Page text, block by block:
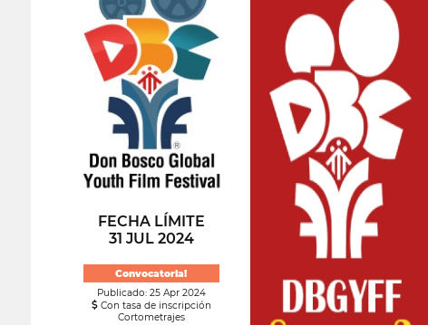
FECHA LÍMITE
31 JUL 2024
Convocatoria!
Publicado: 25 Apr 2024
Con tasa de inscripción
Cortometrajes